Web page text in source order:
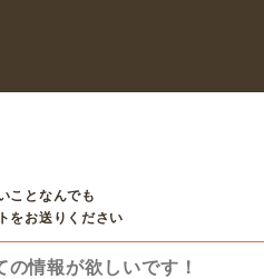
ことなんでも
をお送りください